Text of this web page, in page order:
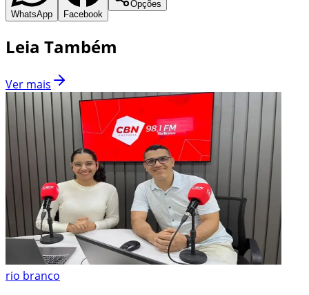
WhatsApp Facebook
Opções
Leia Também
Ver mais
rio branco